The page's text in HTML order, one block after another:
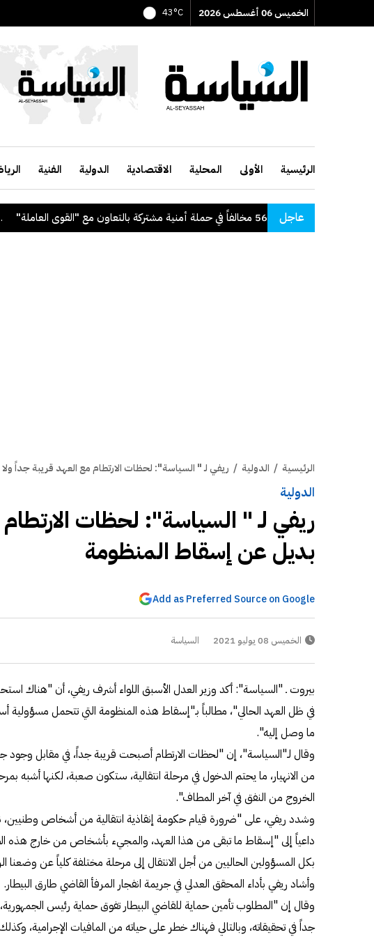
الخميس 06 أغسطس 2026 43°C
الرئيسية الأولى المحلية الاقتصادية الدولية الفنية
عاجل"الداخلية": ضبط 56 مخالفاً في حملة أمنية مشتركة بالتعاون مع "القوى العاملة" .
الرئيسية / الدولية / ريفي لـ " السياسة": لحظات الارتطام مع العهد قريبة جداً
الدولية
ريفي لـ " السياسة": لحظات
بديل عن إسقاط المنظومة
Add as Preferred Source on Google
الخميس 08 يوليو 2021 السياسة
بيروت ـ "السياسة": أكد وزير العدل الأسبق اللواء أشرف ريفي، أن "هناك
في ظل العهد الحالي"، مطالباً بـ"إسقاط هذه المنظومة التي تتحمل
ما وصل إليه".
وقال لـ"السياسة"، إن "لحظات الارتطام أصبحت قريبة جداً، في مقابل وجود
من الانهيار، ما يحتم الدخول في مرحلة انتقالية، ستكون صعبة، لكنها أشبه
الخروج من النفق في آخر المطاف".
وشدد ريفي، على "ضرورة قيام حكومة إنقاذية انتقالية من أشخاص وطنيين،
داعياً إلى "إسقاط ما تبقى من هذا العهد، والمجيء بأشخاص من خارج هذه
بكل المسؤولين الحاليين من أجل الانتقال إلى مرحلة مختلفة كلياً عن وضعنا
وأشاد ريفي بأداء المحقق العدلي في جريمة انفجار المرفأ القاضي طارق البيطار.
وقال إن "المطلوب تأمين حماية للقاضي البيطار تفوق حماية رئيس
جداً في تحقيقاته، وبالتالي فهناك خطر على حياته من المافيات الإجرامية،